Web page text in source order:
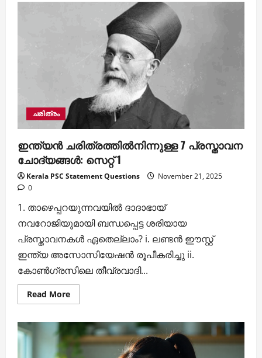
ചോദ്യപേപ്പറില്‍നിന്നുള്ള
പ്രസ്താവന
ചോദ്യങ്ങള്‍
ചരിത്രം
ഇന്ത്യൻ ചരിത്രത്തിൽനിന്നുള്ള 7 പ്രസ്താവന
ചോദ്യങ്ങൾ: സെറ്റ് 1
Kerala PSC Statement Questions
November 21, 2025
0
1. താഴെപ്പറയുന്നവയില്‍ ദാദാഭായ്
നവറോജിയുമായി ബന്ധപ്പെട്ട ശരിയായ
പ്രസ്താവനകള്‍ ഏതെല്ലാം? i. ലണ്ടന്‍ ഈസ്റ്റ്
ഇന്ത്യ അസോസിയേഷന്‍ രൂപീകരിച്ചു ii.
കോണ്‍ഗ്രസിലെ തീവ്രവാദി...
Read MoreRead
more
ചരിത്രത്തിൽനിന്നുള്ള
7
പ്രസ്താവന
ചോദ്യങ്ങൾ: